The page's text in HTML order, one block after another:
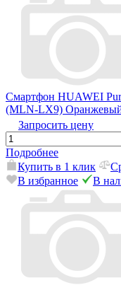
Смартфон HUAWEI
(MLN-LX9)
Запросить цену
Подробнее
Купить в 1 клик
В избранное
В